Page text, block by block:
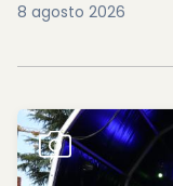
8 agosto 2026